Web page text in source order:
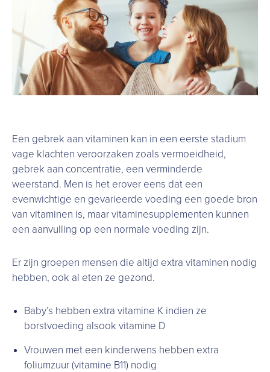
Een gebrek aan vitaminen kan in een eerste stadium
vage klachten veroorzaken zoals vermoeidheid,
gebrek aan concentratie, een verminderde
weerstand. Men is het erover eens dat een
evenwichtige en gevarieerde voeding een goede bron
van vitaminen is, maar vitaminesupplementen kunnen
een aanvulling op een normale voeding zijn.
Er zijn groepen mensen die altijd extra vitaminen nodig
hebben, ook al eten ze gezond.
Baby’s hebben extra vitamine K indien ze
borstvoeding alsook vitamine D
Vrouwen met een kinderwens hebben extra
foliumzuur (vitamine B11) nodig